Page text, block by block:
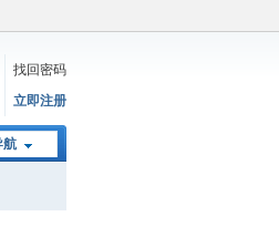
找回密码
立即注册
航